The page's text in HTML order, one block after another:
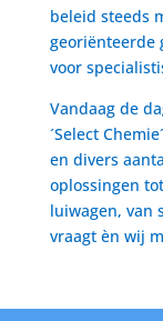
beleid steeds
georiënteerde
voor
Vandaag de
´Select
en divers
oplossingen
luiwagen, van
vraagt èn wij